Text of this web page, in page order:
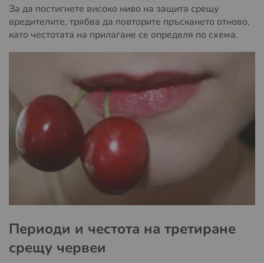
За да постигнете високо ниво на защита срещу
вредителите, трябва да повторите пръскането отново,
като честотата на прилагане се определя по схема.
Периоди и честота на третиране
срещу червеи